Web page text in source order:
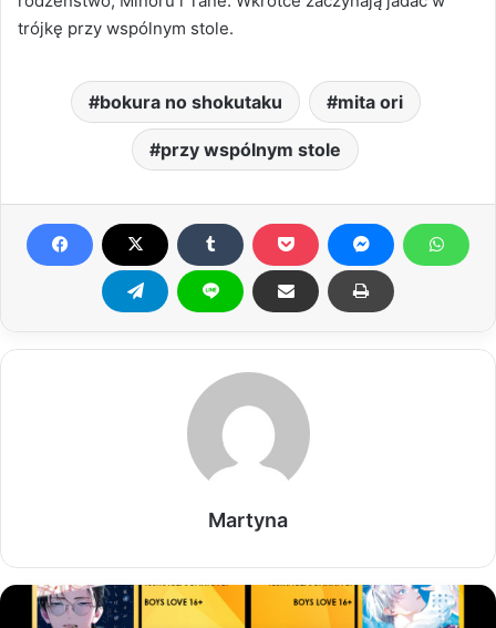
trójkę przy wspólnym stole.
bokura no shokutaku mita ori
przy wspólnym stole
Martyna